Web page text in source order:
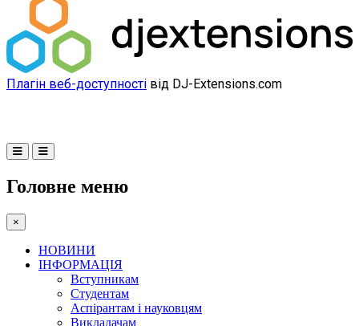
Плагін веб-доступності від DJ-Extensions.com
Головне меню
×
НОВИНИ
ІНФОРМАЦІЯ
Вступникам
Студентам
Аспірантам і науковцям
Викладачам